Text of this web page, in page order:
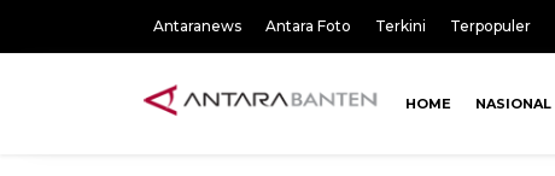
Antaranews Antara Foto Terkini Terpopuler
HOME NASIONAL